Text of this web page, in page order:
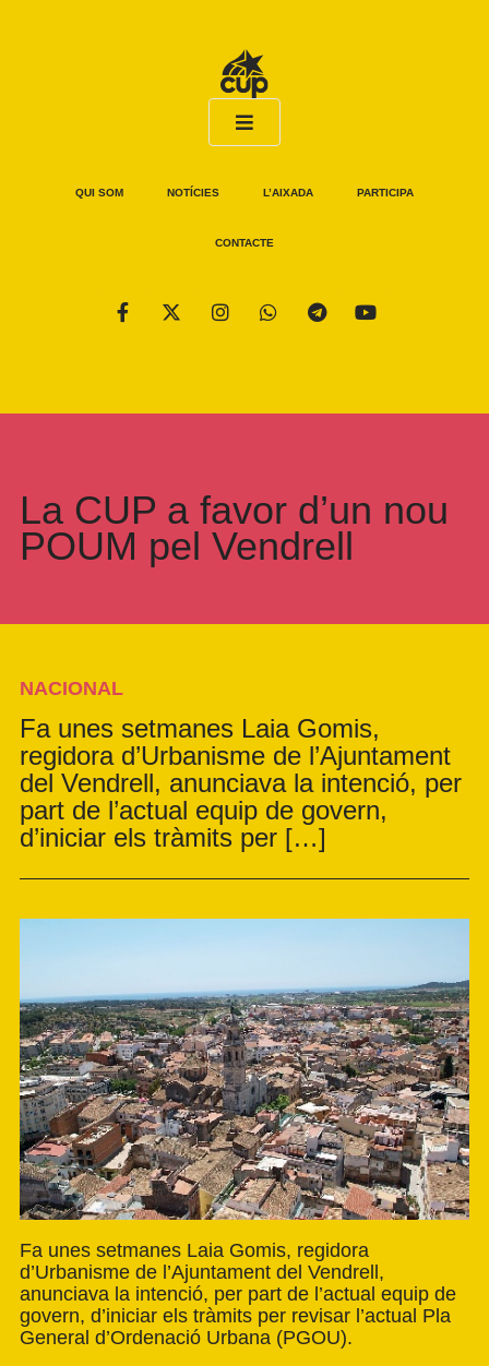
QUI SOM NOTÍCIES L’AIXADA PARTICIPA
CONTACTE
La CUP a favor d’un nou
POUM pel Vendrell
NACIONAL
Fa unes setmanes Laia Gomis,
regidora d’Urbanisme de l’Ajuntament
del Vendrell, anunciava la intenció, per
part de l’actual equip de govern,
d’iniciar els tràmits per […]
Fa unes setmanes Laia Gomis, regidora
d’Urbanisme de l’Ajuntament del Vendrell,
anunciava la intenció, per part de l’actual equip de
govern, d’iniciar els tràmits per revisar l’actual Pla
General d’Ordenació Urbana (PGOU).